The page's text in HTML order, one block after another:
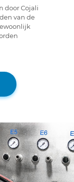
door Cojali
van de